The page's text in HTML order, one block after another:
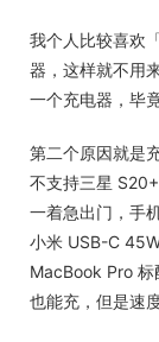
我个人比较喜欢
器，这样就不用
一个充电器，毕
第二个原因就是
不支持三星
一着急出门，手
小米 USB-C
MacBook Pro
也能充，但是速